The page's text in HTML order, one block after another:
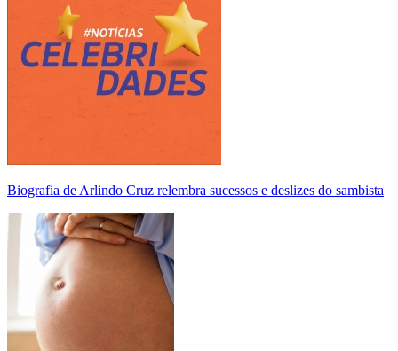
Biografia de Arlindo Cruz relembra sucessos e deslizes do sambista